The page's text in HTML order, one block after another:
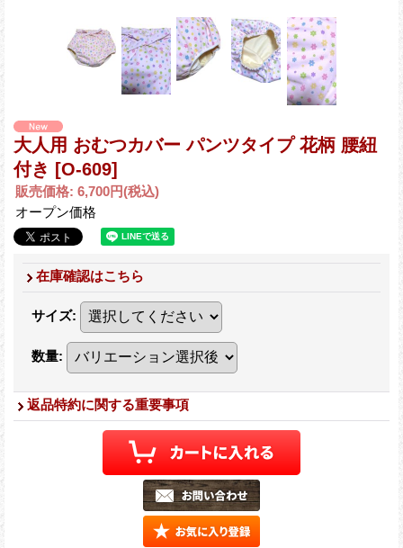
大人用 おむつカバー パンツタイプ 花柄 腰紐
付き [O-609]
販売価格: 6,700円(税込)
オープン価格
在庫確認はこちら
サイズ:
数量:
返品特約に関する重要事項